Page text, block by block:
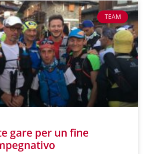
TEAM
gare per un fine